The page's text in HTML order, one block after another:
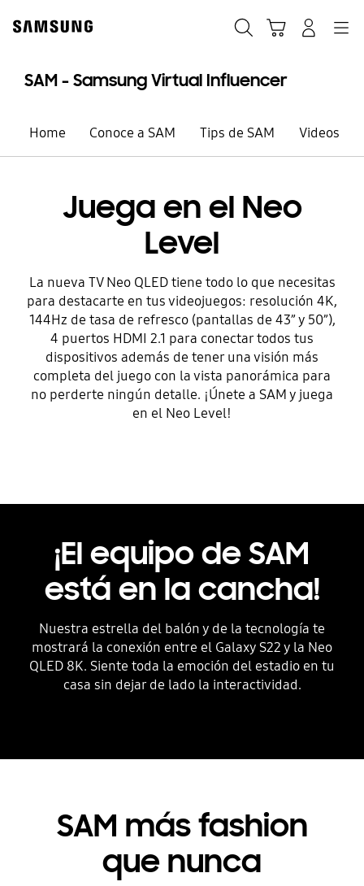
content
SAM - Samsung Virtual Influencer
Home Conoce a SAM Tips de SAM Videos
Juega en el Neo
Level
La nueva TV Neo QLED tiene todo lo que necesitas
para destacarte en tus videojuegos: resolución 4K,
144Hz de tasa de refresco (pantallas de 43” y 50”),
4 puertos HDMI 2.1 para conectar todos tus
dispositivos además de tener una visión más
completa del juego con la vista panorámica para
no perderte ningún detalle. ¡Únete a SAM y juega
en el Neo Level!
¡El equipo de SAM
está en la cancha!
Nuestra estrella del balón y de la tecnología te
mostrará la conexión entre el Galaxy S22 y la Neo
QLED 8K. Siente toda la emoción del estadio en tu
casa sin dejar de lado la interactividad.
SAM más fashion
que nunca